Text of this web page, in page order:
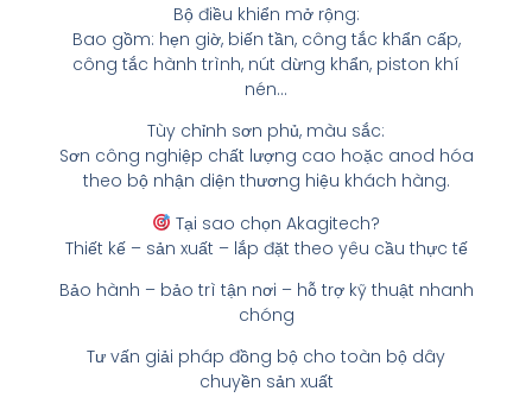
Bộ điều khiển mở rộng:
Bao gồm: hẹn giờ, biến tần, công tắc khẩn cấp,
công tắc hành trình, nút dừng khẩn, piston khí
nén…
Tùy chỉnh sơn phủ, màu sắc:
Sơn công nghiệp chất lượng cao hoặc anod hóa
theo bộ nhận diện thương hiệu khách hàng.
Tại sao chọn Akagitech?
Thiết kế – sản xuất – lắp đặt theo yêu cầu thực tế
Bảo hành – bảo trì tận nơi – hỗ trợ kỹ thuật nhanh
chóng
Tư vấn giải pháp đồng bộ cho toàn bộ dây
chuyền sản xuất